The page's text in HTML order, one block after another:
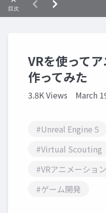
VRを使って
作ってみた
3.8K Views March
#Unreal Engine 5
#Virtual Scouting
#VRアニメーション
#ゲーム開発